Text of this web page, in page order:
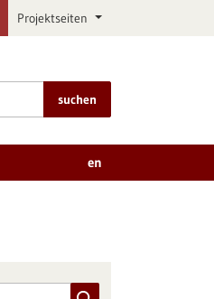
Projektseiten
suchen
en